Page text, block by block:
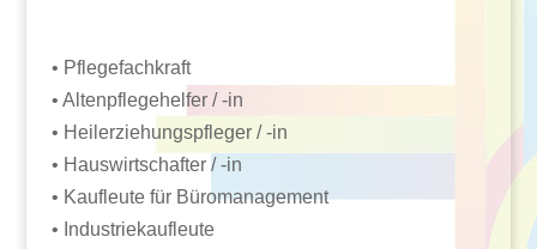
• Pflegefachkraft
• Altenpflegehelfer / -in
• Heilerziehungspfleger / -in
• Hauswirtschafter / -in
• Kaufleute für Büromanagement
• Industriekaufleute